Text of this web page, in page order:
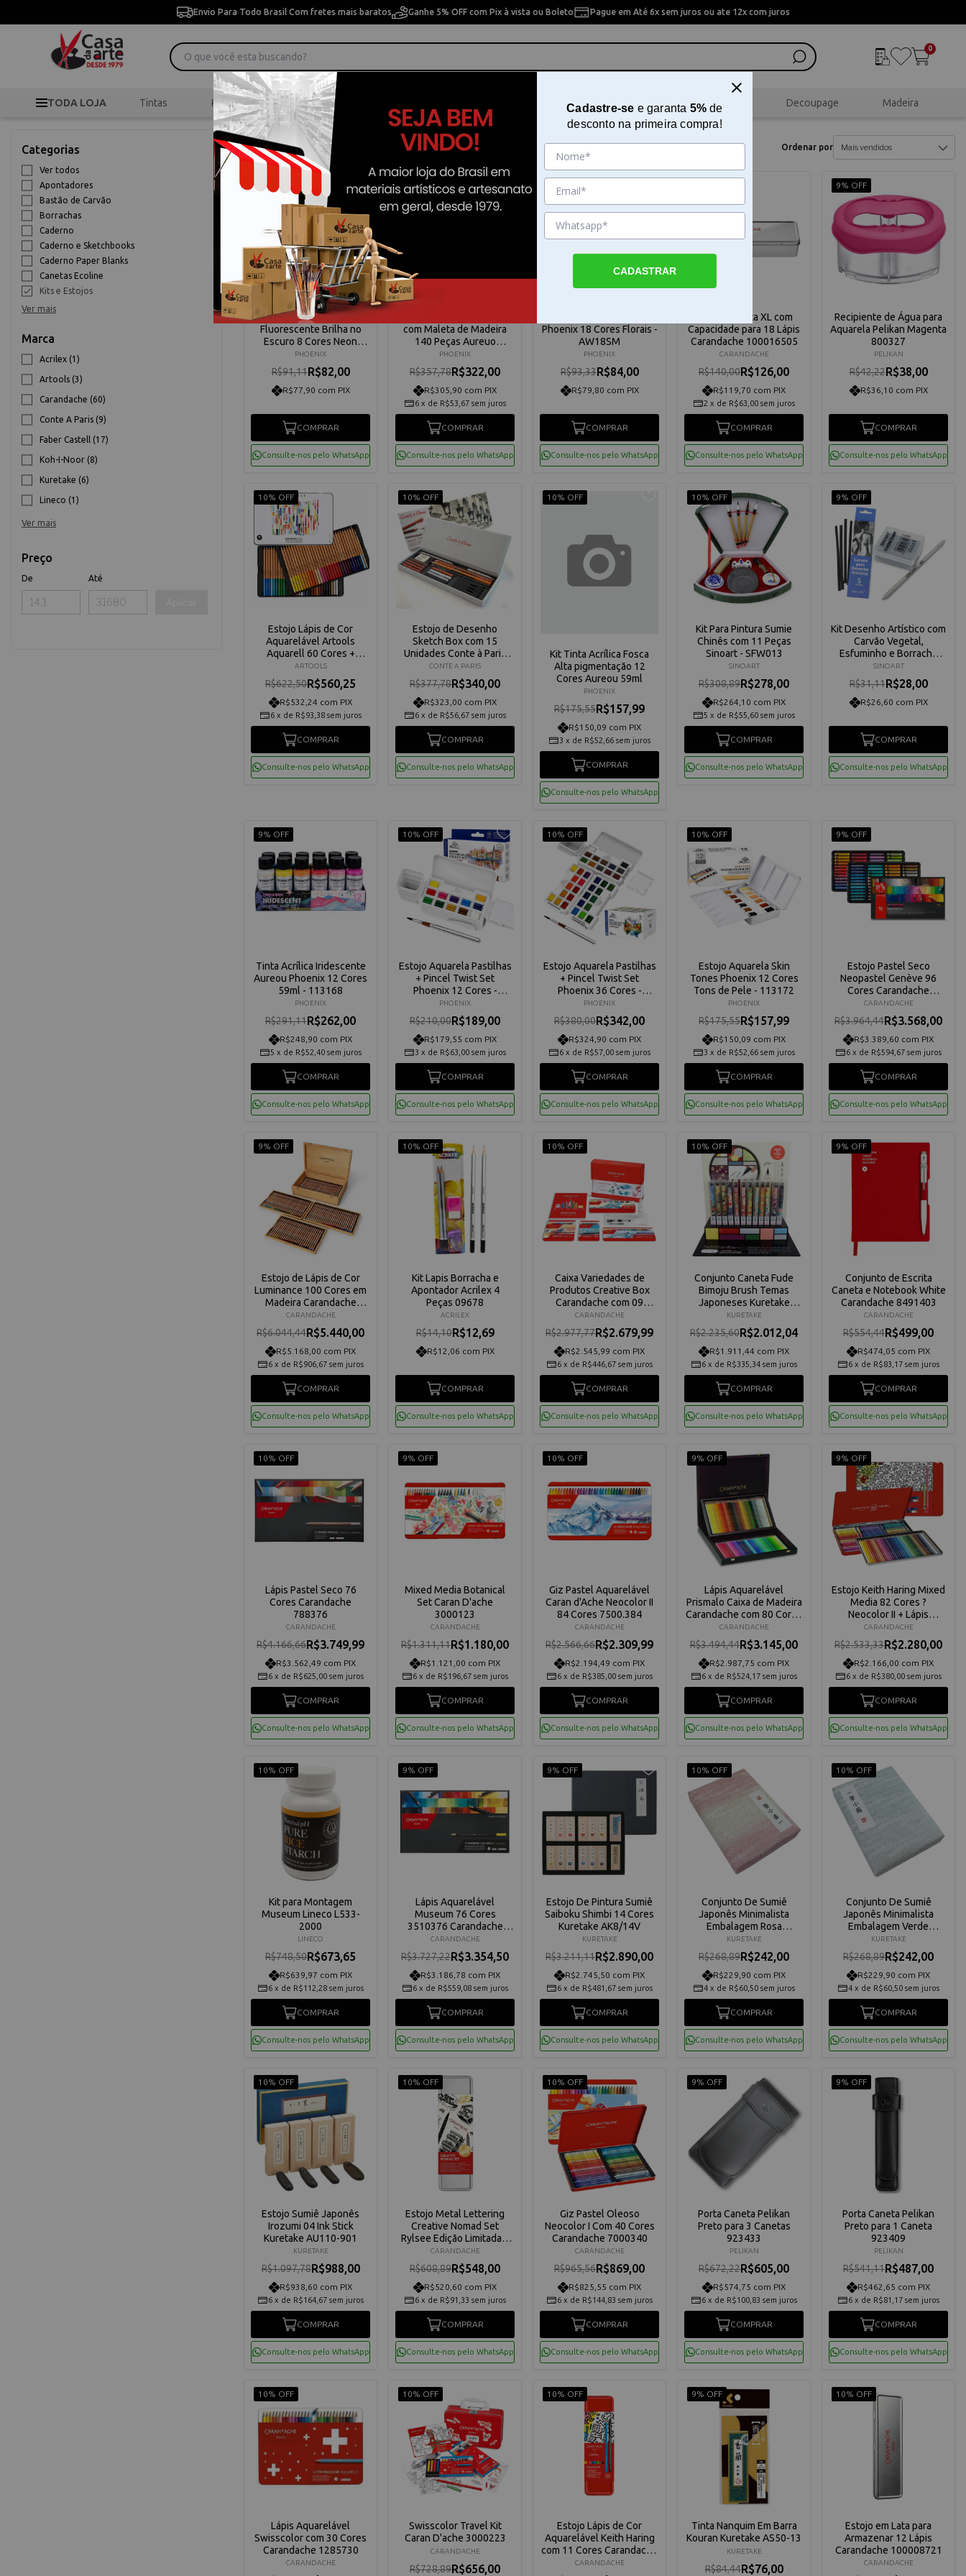
Envio Para Todo Brasil Com fretes mais baratos Ganhe 5% OFF com Pix à vista ou Boleto Pague em Até 6x sem juros ou ate 12x com juros
0
TODA LOJA Tintas Pincéis Desenho Pintura Artesanal Scrapbook Decoupage Madeira
Categorias
Ver todos
Apontadores
Bastão de Carvão
Borrachas
Caderno
Caderno e Sketchbooks
Caderno Paper Blanks
Canetas Ecoline
Kits e Estojos
Ver mais
Marca
Acrilex (1)
Artools (3)
Carandache (60)
Conte A Paris (9)
Faber Castell (17)
Koh-I-Noor (8)
Kuretake (6)
Lineco (1)
Ver mais
Preço
De Até
Início > > Kits e Estojos
Kits e Estojos Ordenar por
9% OFF
Tinta Acrílica
Fluorescente Brilha no
Escuro 8 Cores Neon
21ml Aureuo Phoenix -
AA0821S PT- 401
PHOENIX
R$91,11R$82,00
R$77,90 com PIX
COMPRAR
Consulte-nos pelo WhatsApp
10% OFF
com Maleta de Madeira
140 Peças Aureuo
Phoenix - AUWS10 1
PHOENIX
R$357,78R$322,00
R$305,90 com PIX
6 x de R$53,67 sem juros
COMPRAR
Consulte-nos pelo WhatsApp
9% OFF
Phoenix 18 Cores Florais -
AW18SM
PHOENIX
R$93,33R$84,00
R$79,80 com PIX
COMPRAR
Consulte-nos pelo WhatsApp
Estojo de Lata XL com
Capacidade para 18 Lápis
Carandache 100016505
CARANDACHE
R$140,00R$126,00
R$119,70 com PIX
2 x de R$63,00 sem juros
COMPRAR
Consulte-nos pelo WhatsApp
9% OFF
Recipiente de Água para
Aquarela Pelikan Magenta
800327
PELIKAN
R$42,22R$38,00
R$36,10 com PIX
COMPRAR
Consulte-nos pelo WhatsApp
10% OFF
Estojo Lápis de Cor
Aquarelável Artools
Aquarell 60 Cores +
Pincel - 688848
ARTOOLS
R$622,50R$560,25
R$532,24 com PIX
6 x de R$93,38 sem juros
COMPRAR
Consulte-nos pelo WhatsApp
10% OFF
Estojo de Desenho
Sketch Box com 15
Unidades Conte à Paris
50126
CONTE A PARIS
R$377,78R$340,00
R$323,00 com PIX
6 x de R$56,67 sem juros
COMPRAR
Consulte-nos pelo WhatsApp
10% OFF
Kit Tinta Acrílica Fosca
Alta pigmentação 12
Cores Aureou 59ml
PHOENIX
R$175,55R$157,99
R$150,09 com PIX
3 x de R$52,66 sem juros
COMPRAR
Consulte-nos pelo WhatsApp
10% OFF
Kit Para Pintura Sumie
Chinês com 11 Peças
Sinoart - SFW013
SINOART
R$308,89R$278,00
R$264,10 com PIX
5 x de R$55,60 sem juros
COMPRAR
Consulte-nos pelo WhatsApp
9% OFF
Kit Desenho Artístico com
Carvão Vegetal,
Esfuminho e Borracha
Limpa Tipo Sinoart
SINOART
R$31,11R$28,00
R$26,60 com PIX
COMPRAR
Consulte-nos pelo WhatsApp
9% OFF
Tinta Acrílica Iridescente
Aureou Phoenix 12 Cores
59ml - 113168
PHOENIX
R$291,11R$262,00
R$248,90 com PIX
5 x de R$52,40 sem juros
COMPRAR
Consulte-nos pelo WhatsApp
10% OFF
Estojo Aquarela Pastilhas
+ Pincel Twist Set
Phoenix 12 Cores -
PWPS12
PHOENIX
R$210,00R$189,00
R$179,55 com PIX
3 x de R$63,00 sem juros
COMPRAR
Consulte-nos pelo WhatsApp
10% OFF
Estojo Aquarela Pastilhas
+ Pincel Twist Set
Phoenix 36 Cores -
PWPS36
PHOENIX
R$380,00R$342,00
R$324,90 com PIX
6 x de R$57,00 sem juros
COMPRAR
Consulte-nos pelo WhatsApp
10% OFF
Estojo Aquarela Skin
Tones Phoenix 12 Cores
Tons de Pele - 113172
PHOENIX
R$175,55R$157,99
R$150,09 com PIX
3 x de R$52,66 sem juros
COMPRAR
Consulte-nos pelo WhatsApp
9% OFF
Estojo Pastel Seco
Neopastel Genève 96
Cores Carandache
7400396
CARANDACHE
R$3.964,44R$3.568,00
R$3.389,60 com PIX
6 x de R$594,67 sem juros
COMPRAR
Consulte-nos pelo WhatsApp
9% OFF
Estojo de Lápis de Cor
Luminance 100 Cores em
Madeira Carandache
Edição Especial 6901
CARANDACHE
R$6.044,44R$5.440,00
R$5.168,00 com PIX
6 x de R$906,67 sem juros
COMPRAR
Consulte-nos pelo WhatsApp
10% OFF
Kit Lapis Borracha e
Apontador Acrilex 4
Peças 09678
ACRILEX
R$14,10R$12,69
R$12,06 com PIX
COMPRAR
Consulte-nos pelo WhatsApp
10% OFF
Caixa Variedades de
Produtos Creative Box
Carandache com 09
Produtos e 03 Cursos On
Line 3000023
CARANDACHE
R$2.977,77R$2.679,99
R$2.545,99 com PIX
6 x de R$446,67 sem juros
COMPRAR
Consulte-nos pelo WhatsApp
10% OFF
Conjunto Caneta Fude
Bimoju Brush Temas
Japoneses Kuretake
DP60-6
KURETAKE
R$2.235,60R$2.012,04
R$1.911,44 com PIX
6 x de R$335,34 sem juros
COMPRAR
Consulte-nos pelo WhatsApp
9% OFF
Conjunto de Escrita
Caneta e Notebook White
Carandache 8491403
CARANDACHE
R$554,44R$499,00
R$474,05 com PIX
6 x de R$83,17 sem juros
COMPRAR
Consulte-nos pelo WhatsApp
10% OFF
Lápis Pastel Seco 76
Cores Carandache
788376
CARANDACHE
R$4.166,66R$3.749,99
R$3.562,49 com PIX
6 x de R$625,00 sem juros
COMPRAR
Consulte-nos pelo WhatsApp
9% OFF
Mixed Media Botanical
Set Caran D'ache
3000123
CARANDACHE
R$1.311,11R$1.180,00
R$1.121,00 com PIX
6 x de R$196,67 sem juros
COMPRAR
Consulte-nos pelo WhatsApp
10% OFF
Giz Pastel Aquarelável
Caran d'Ache Neocolor II
84 Cores 7500.384
CARANDACHE
R$2.566,66R$2.309,99
R$2.194,49 com PIX
6 x de R$385,00 sem juros
COMPRAR
Consulte-nos pelo WhatsApp
9% OFF
Lápis Aquarelável
Prismalo Caixa de Madeira
Carandache com 80 Cores
999480
CARANDACHE
R$3.494,44R$3.145,00
R$2.987,75 com PIX
6 x de R$524,17 sem juros
COMPRAR
Consulte-nos pelo WhatsApp
9% OFF
Estojo Keith Haring Mixed
Media 82 Cores ?
Neocolor II + Lápis
Aquarela Carandache
CC3000023
CARANDACHE
R$2.533,33R$2.280,00
R$2.166,00 com PIX
6 x de R$380,00 sem juros
COMPRAR
Consulte-nos pelo WhatsApp
10% OFF
Kit para Montagem
Museum Lineco L533-
2000
LINECO
R$748,50R$673,65
R$639,97 com PIX
6 x de R$112,28 sem juros
COMPRAR
Consulte-nos pelo WhatsApp
9% OFF
Lápis Aquarelável
Museum 76 Cores
3510376 Carandache
3510376
CARANDACHE
R$3.727,22R$3.354,50
R$3.186,78 com PIX
6 x de R$559,08 sem juros
COMPRAR
Consulte-nos pelo WhatsApp
9% OFF
Estojo De Pintura Sumiê
Saiboku Shimbi 14 Cores
Kuretake AK8/14V
KURETAKE
R$3.211,11R$2.890,00
R$2.745,50 com PIX
6 x de R$481,67 sem juros
COMPRAR
Consulte-nos pelo WhatsApp
10% OFF
Conjunto De Sumiê
Japonês Minimalista
Embalagem Rosa
Kuretake KB790-927
KURETAKE
R$268,89R$242,00
R$229,90 com PIX
4 x de R$60,50 sem juros
COMPRAR
Consulte-nos pelo WhatsApp
10% OFF
Conjunto De Sumiê
Japonês Minimalista
Embalagem Verde
Kuretake KB790-926
KURETAKE
R$268,89R$242,00
R$229,90 com PIX
4 x de R$60,50 sem juros
COMPRAR
Consulte-nos pelo WhatsApp
10% OFF
Estojo Sumiê Japonês
Irozumi 04 Ink Stick
Kuretake AU110-901
KURETAKE
R$1.097,78R$988,00
R$938,60 com PIX
6 x de R$164,67 sem juros
COMPRAR
Consulte-nos pelo WhatsApp
10% OFF
Estojo Metal Lettering
Creative Nomad Set
Rylsee Edição Limitada 8
Peças Carandache
3000323
CARANDACHE
R$608,89R$548,00
R$520,60 com PIX
6 x de R$91,33 sem juros
COMPRAR
Consulte-nos pelo WhatsApp
10% OFF
Giz Pastel Oleoso
Neocolor I Com 40 Cores
Carandache 7000340
CARANDACHE
R$965,56R$869,00
R$825,55 com PIX
6 x de R$144,83 sem juros
COMPRAR
Consulte-nos pelo WhatsApp
9% OFF
Porta Caneta Pelikan
Preto para 3 Canetas
923433
PELIKAN
R$672,22R$605,00
R$574,75 com PIX
6 x de R$100,83 sem juros
COMPRAR
Consulte-nos pelo WhatsApp
9% OFF
Porta Caneta Pelikan
Preto para 1 Caneta
923409
PELIKAN
R$541,11R$487,00
R$462,65 com PIX
6 x de R$81,17 sem juros
COMPRAR
Consulte-nos pelo WhatsApp
10% OFF
Lápis Aquarelável
Swisscolor com 30 Cores
Carandache 1285730
CARANDACHE
10% OFF
Swisscolor Travel Kit
Caran D'ache 3000223
CARANDACHE
R$728,89R$656,00
10% OFF
Estojo Lápis de Cor
Aquarelável Keith Haring
com 11 Cores Carandache
CC1285023
CARANDACHE
9% OFF
Tinta Nanquim Em Barra
Kouran Kuretake AS50-13
KURETAKE
R$84,44R$76,00
10% OFF
Estojo em Lata para
Armazenar 12 Lápis
Carandache 100008721
CARANDACHE
Cadastre-se e garanta 5%de
desconto na primeira compra!
CADASTRAR